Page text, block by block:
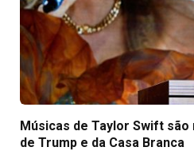
Músicas de Taylor Swift
de Trump e da Casa Branca